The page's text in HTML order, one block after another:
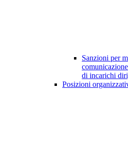
Sanzioni per
di incarichi
Posizioni